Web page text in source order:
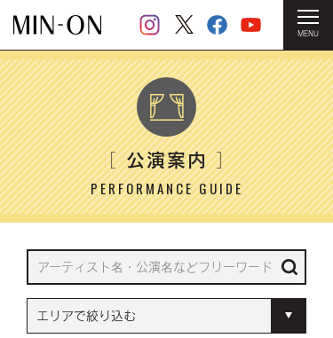
MENU
HOME ＞ 公演案内
［公演案内］
PERFORMANCE GUIDE